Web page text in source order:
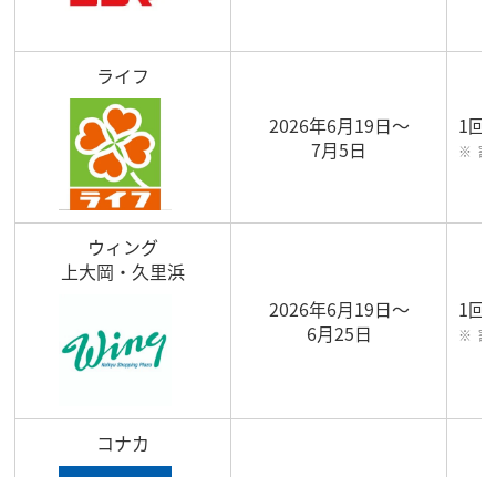
ライフ
2026年6月19日～
7月5日
1回
割
ウィング
上大岡・久里浜
2026年6月19日～
6月25日
1回
割
コナカ